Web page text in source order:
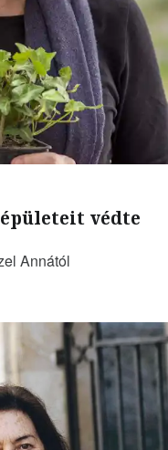
védte
Annától